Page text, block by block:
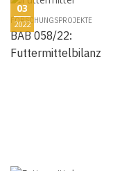
03
2022
FORSCHUNGSPROJEKTE
BAB 058/22:
Futtermittelbilanz